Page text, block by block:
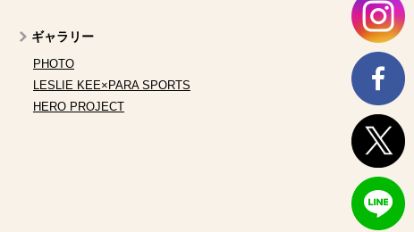
ギャラリー
PHOTO
LESLIE KEE×PARA SPORTS
HERO PROJECT